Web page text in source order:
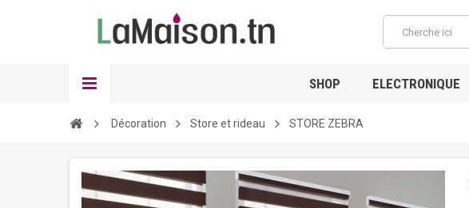
SHOP ELECTRONIQUE
Décoration Store et rideau STORE ZEBRA